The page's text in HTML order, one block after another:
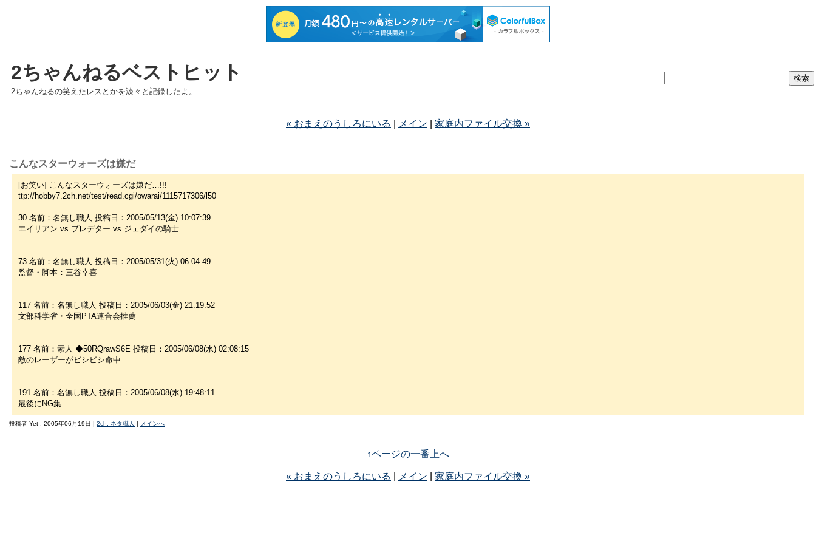
2ちゃんねるベストヒット
2ちゃんねるの笑えたレスとかを淡々と記録したよ。
« おまえのうしろにいる メイン 家庭内ファイル交換 »
こんなスターウォーズは嫌だ
[お笑い] こんなスターウォーズは嫌だ…!!!
ttp://hobby7.2ch.net/test/read.cgi/owarai/1115717306/l50
30 名前：名無し職人 投稿日：2005/05/13(金) 10:07:39
エイリアン vs プレデター vs ジェダイの騎士
73 名前：名無し職人 投稿日：2005/05/31(火) 06:04:49
監督・脚本：三谷幸喜
117 名前：名無し職人 投稿日：2005/06/03(金) 21:19:52
文部科学省・全国PTA連合会推薦
177 名前：素人 ◆50RQrawS6E 投稿日：2005/06/08(水) 02:08:15
敵のレーザーがビシビシ命中
191 名前：名無し職人 投稿日：2005/06/08(水) 19:48:11
最後にNG集
投稿者 Yet : 2005年06月19日 | 2ch: ネタ職人 | メインへ
↑ページの一番上へ
« おまえのうしろにいる メイン 家庭内ファイル交換 »